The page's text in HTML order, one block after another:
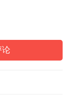
。从小而精
白鹅潭大湾
从群众喜爱